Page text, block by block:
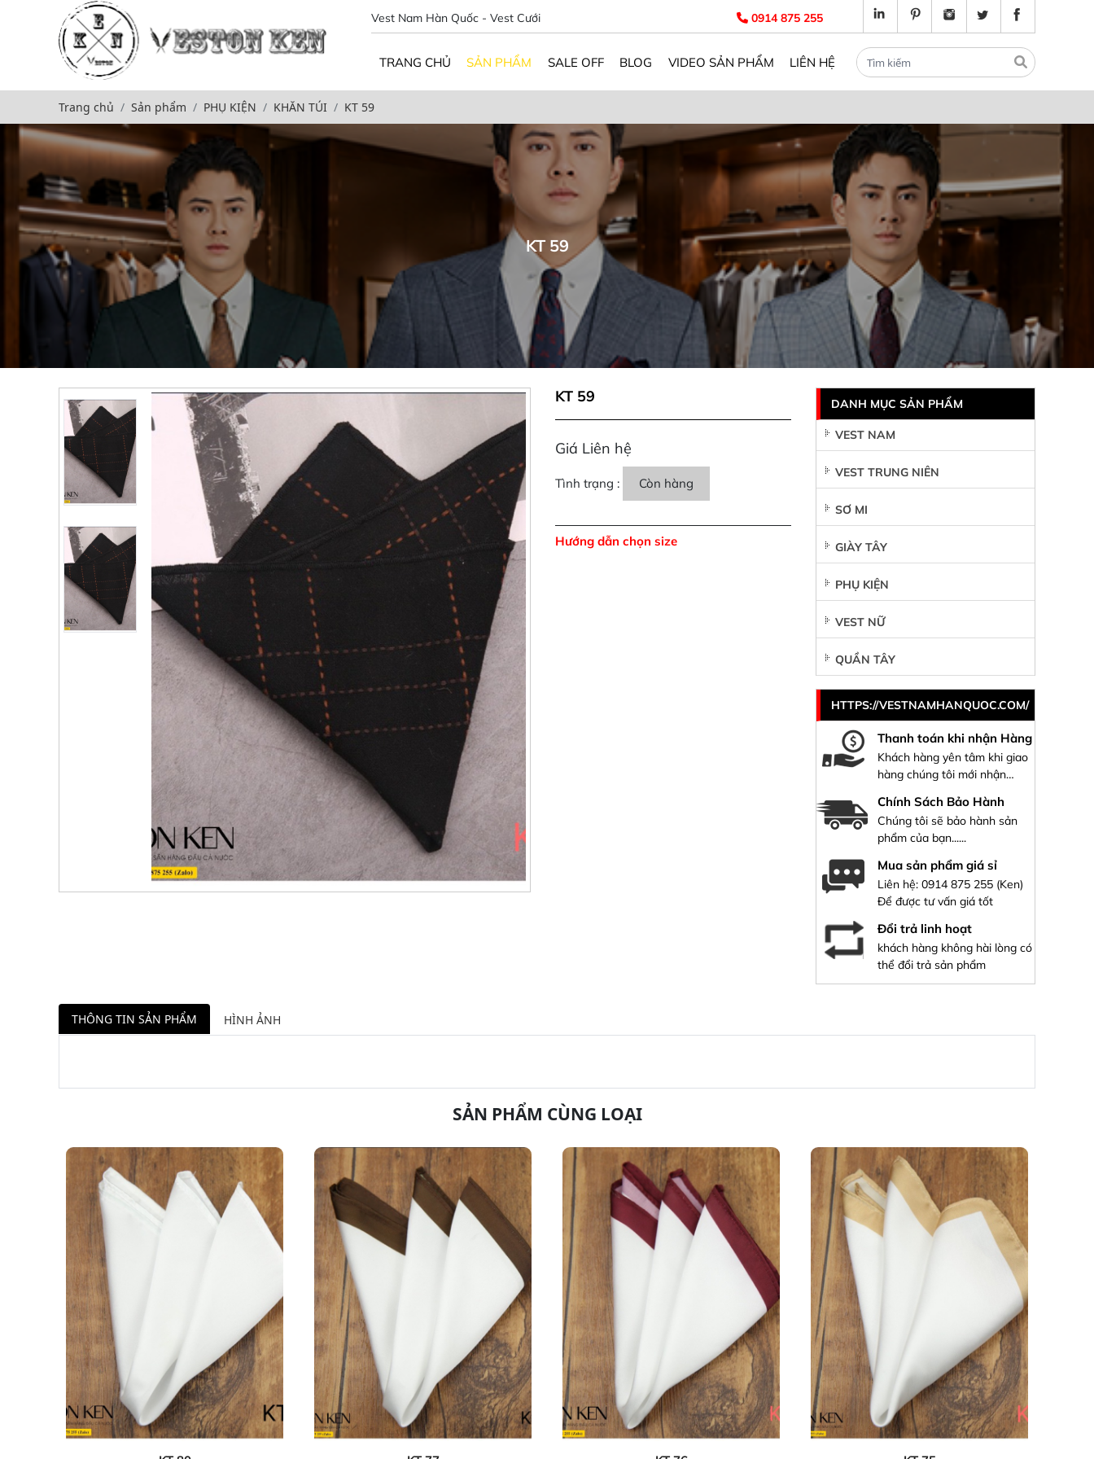
Vest Nam Hàn Quốc - Vest Cưới 0914 875 255
TRANG CHỦ SẢN PHẨM SALE OFF BLOG VIDEO SẢN PHẨM LIÊN HỆ
Trang chủ Sản phẩm PHỤ KIỆN KHĂN TÚI KT 59
KT 59
KT 59
Giá Liên hệ
Tình trạng : Còn hàng
Hướng dẫn chọn size
DANH MỤC SẢN PHẨM
VEST NAM
VEST TRUNG NIÊN
SƠ MI
GIÀY TÂY
PHỤ KIỆN
VEST NỮ
QUẦN TÂY
HTTPS://VESTNAMHANQUOC.COM/
Thanh toán khi nhận Hàng
Khách hàng yên tâm khi giao
hàng chúng tôi mới nhận
Chính Sách Bảo Hành
Chúng tôi sẽ bảo hành sản
phẩm của bạn......
Mua sản phẩm giá sỉ
Liên hệ: 0914 875 255 (Ken)
Để được tư vấn giá tốt
Đổi trả linh hoạt
khách hàng không hài lòng có
thể đổi trả sản phẩm
THÔNG TIN SẢN PHẨM HÌNH ẢNH
SẢN PHẨM CÙNG LOẠI